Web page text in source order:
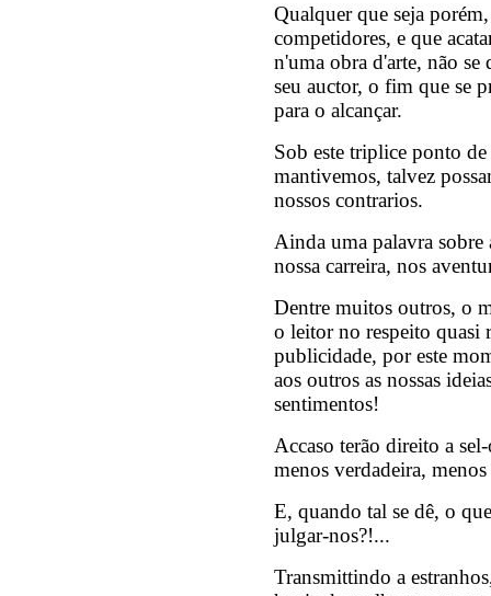
Qualquer que seja
competidores, e que
n'uma obra d'arte, não se
seu auctor, o fim que se
para o alcançar.
Sob este triplice ponto
mantivemos, talvez
nossos contrarios.
Ainda uma palavra sobre
nossa carreira, nos
Dentre muitos outros, o
o leitor no respeito quasi
publicidade, por este
aos outros as nossas
sentimentos!
Accaso terão direito a
menos verdadeira,
E, quando tal se dê, o
julgar-nos?!...
Transmittindo a